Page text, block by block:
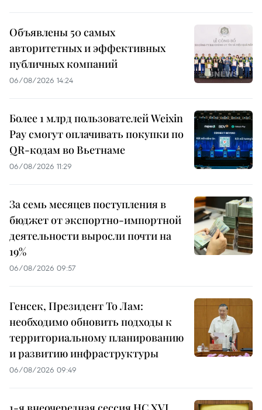
Объявлены 50 самых
авторитетных и эффективных
публичных компаний
06/08/2026 14:24
Более 1 млрд пользователей Weixin
Pay смогут оплачивать покупки по
QR-кодам во Вьетнаме
06/08/2026 11:29
За семь месяцев поступления в
бюджет от экспортно-импортной
деятельности выросли почти на
19%
06/08/2026 09:57
Генсек, Президент То Лам:
необходимо обновить подходы к
территориальному планированию
и развитию инфраструктуры
06/08/2026 09:49